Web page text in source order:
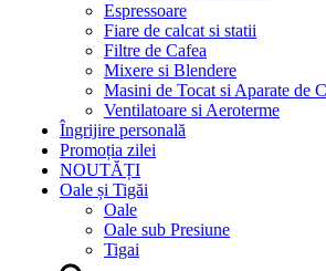
Espressoare
Fiare de calcat si statii
Filtre de Cafea
Mixere si Blendere
Masini de Tocat si Aparate de
Ventilatoare si Aeroterme
Îngrijire personală
Promoția zilei
NOUTĂȚI
Oale și Tigăi
Oale
Oale sub Presiune
Tigai